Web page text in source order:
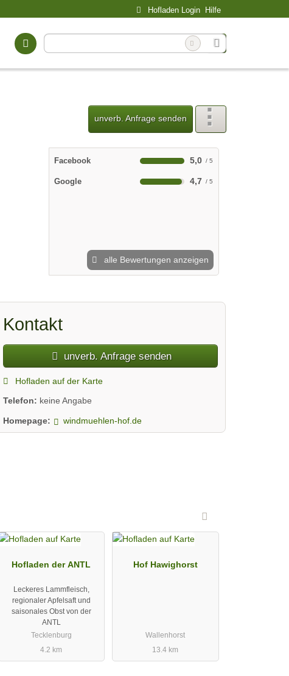
Hofladen Login Hilfe
unverb. Anfrage senden
Facebook 5,0
Google 4,7
alle Bewertungen anzeigen
Kontakt
unverb. Anfrage senden
Hofladen auf der Karte
Telefon: keine Angabe
Homepage: windmuehlen-hof.de
Hofladen der ANTL
Leckeres Lammfleisch,
regionaler Apfelsaft und
saisonales Obst von der
ANTL
Tecklenburg
4.2 km
Hof Hawighorst
Wallenhorst
13.4 km